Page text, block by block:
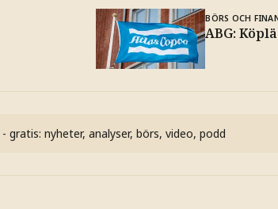
BÖRS OCH
ABG:
- gratis: nyheter, analyser, börs, video, podd